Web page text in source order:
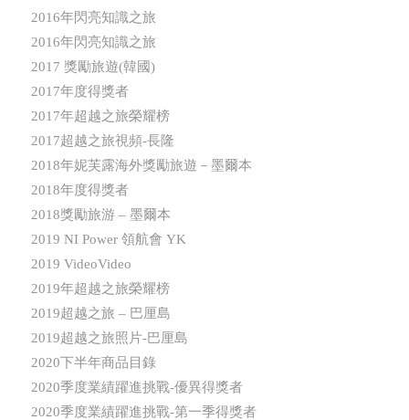
2016年閃亮知識之旅
2016年閃亮知識之旅
2017 獎勵旅遊(韓國)
2017年度得獎者
2017年超越之旅榮耀榜
2017超越之旅視頻-長隆
2018年妮芙露海外獎勵旅遊－墨爾本
2018年度得獎者
2018獎勵旅游 – 墨爾本
2019 NI Power 領航會 YK
2019 VideoVideo
2019年超越之旅榮耀榜
2019超越之旅 – 巴厘島
2019超越之旅照片-巴厘島
2020下半年商品目錄
2020季度業績躍進挑戰-優異得獎者
2020季度業績躍進挑戰-第一季得獎者